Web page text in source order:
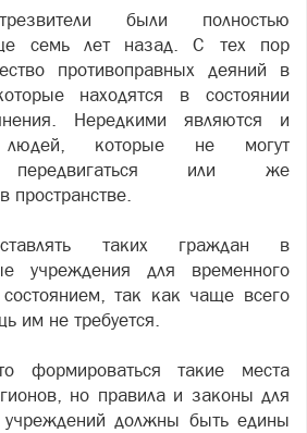
были полностью
семь лет назад. С тех пор
противоправных деяний в
находятся в состоянии
Нередкими являются и
людей, которые не могут
передвигаться или же
пространстве.
таких граждан в
учреждения для временного
так как чаще всего
им не требуется.
формироваться такие места
но правила и законы для
учреждений должны быть едины